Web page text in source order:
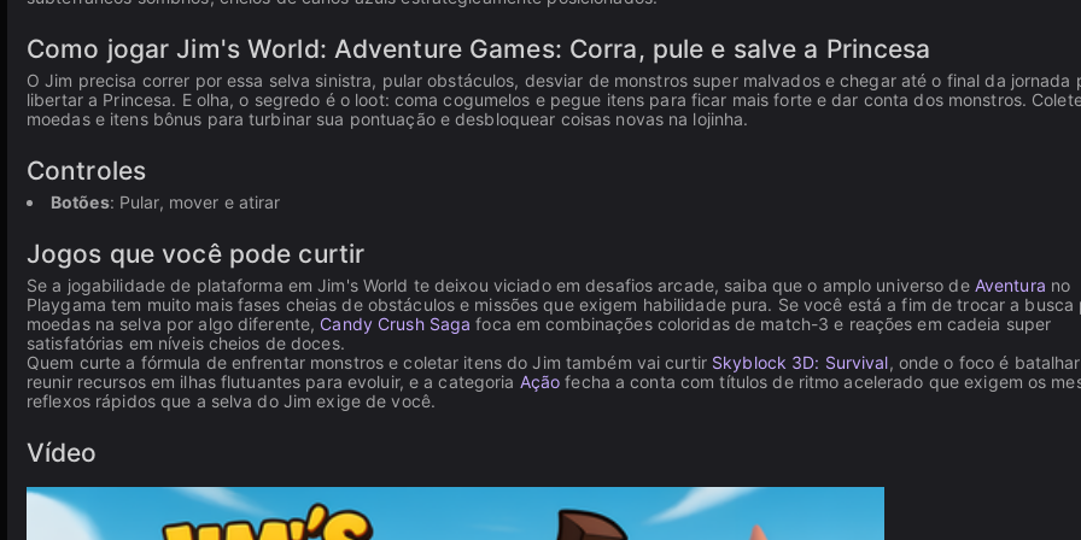
Como jogar Jim's World: Adventure Games: Corra, pule e salve a Princesa
O Jim precisa correr por essa selva sinistra, pular obstáculos, desviar de monstros super malvados e chegar até o final da jornada
libertar a Princesa. E olha, o segredo é o loot: coma cogumelos e pegue itens para ficar mais forte e dar conta dos monstros.
moedas e itens bônus para turbinar sua pontuação e desbloquear coisas novas na lojinha.
Controles
Botões: Pular, mover e atirar
Jogos que você pode curtir
Se a jogabilidade de plataforma em Jim's World te deixou viciado em desafios arcade, saiba que o amplo universo de Aventura no
Playgama tem muito mais fases cheias de obstáculos e missões que exigem habilidade pura. Se você está a fim de trocar a busca
moedas na selva por algo diferente, Candy Crush Saga foca em combinações coloridas de match-3 e reações em cadeia super
satisfatórias em níveis cheios de doces.
Quem curte a fórmula de enfrentar monstros e coletar itens do Jim também vai curtir Skyblock 3D: Survival, onde o foco é
reunir recursos em ilhas flutuantes para evoluir, e a categoria Ação fecha a conta com títulos de ritmo acelerado que exigem os
reflexos rápidos que a selva do Jim exige de você.
Vídeo